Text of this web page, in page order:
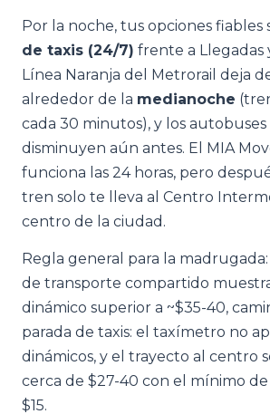
Por la noche, tus opciones fiables
de taxis (24/7) frente a Llegadas
Línea Naranja del Metrorail deja
alrededor de la medianoche
cada 30 minutos), y los
disminuyen aún antes. El MIA
funciona las 24 horas, pero
tren solo te lleva al Centro
centro de la ciudad.
Regla general para la madrugada:
de transporte compartido
dinámico superior a ~$35-40,
parada de taxis: el taxímetro no
dinámicos, y el trayecto al centro
cerca de $27-40 con el mínimo
$15.